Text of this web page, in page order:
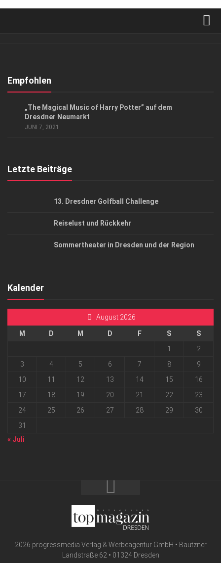
Kontakt, Impressum
Empfohlen
„The Magical Music of Harry Potter” auf dem
Dresdner Neumarkt
JUNI 7, 2021
Letzte Beiträge
13. Dresdner Golfball Challenge
Reiselust und Rückkehr
Sommertheater in Dresden und der Region
Kalender
August 2026
M D M D F S
S
1
2
3
4 5 6 7 8
9
10
11 12 13 14 15
16
17
18 19 20 21 22
23
24
25 26 27 28 29
30
31
« Juli
2026 progressmedia Verlag & Werbeagentur GmbH • Bautzner
Landstraße 62 • 01324 Dresden